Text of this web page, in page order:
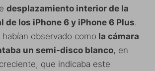
desplazamiento interior de la
de los iPhone 6 y iPhone 6 Plus.
observado como la cámara
un semi-disco blanco, en
que indicaba este